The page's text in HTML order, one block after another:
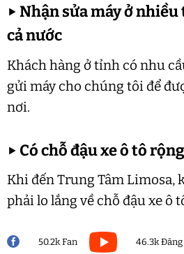
▶Nhận sửa máy ở
cả nước
Khách hàng ở tỉnh có nhu
gửi máy cho chúng tôi để
nơi.
▶ Có chỗ đậu xe ô tô
Khi đến Trung Tâm Limosa,
phải lo lắng về chỗ đậu xe ô
50.2k Fan 46.3k